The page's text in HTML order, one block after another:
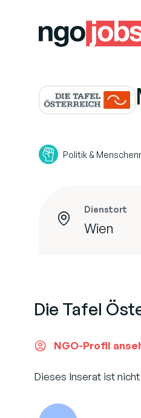
Politik &
Dienstort
Wien
Die Tafel
NGO-Profil
Dieses Inserat ist nicht